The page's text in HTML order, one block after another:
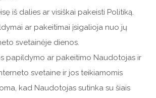
iš dalies ar visiškai pakeisti Politiką.
ar pakeitimai įsigalioja nuo jų
svetainėje dienos.
papildymo ar pakeitimo Naudotojas ir
svetaine ir jos teikiamomis
kad Naudotojas sutinka su šiais